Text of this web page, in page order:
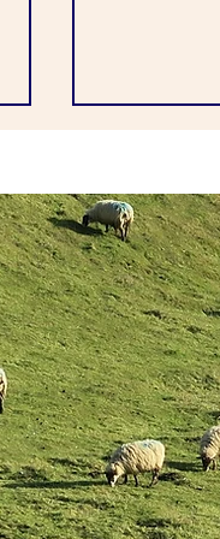
Tierschutz
Dänemark